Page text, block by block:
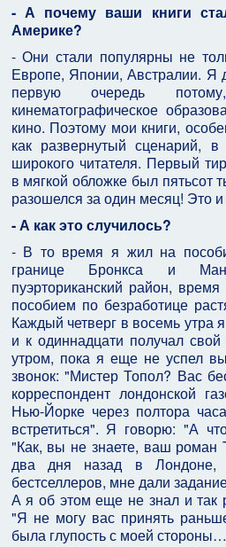
- А почему ваши книги
Америке?
- Они стали популярны не
Европе, Японии, Австралии. Я
первую очередь
кинематографическое
кино. Поэтому мои книги,
как развернутый сценарий,
широкого читателя. Первый
в мягкой обложке был пятьсот
разошелся за один месяц! Это
- А как это случилось?
- В то время я жил на
границе Бронкса и
пуэрториканский район,
пособием по безработице
Каждый четверг в восемь утра
и к одиннадцати получал
утром, пока я еще не успел
звонок: "Мистер Топол? Вас
корреспондент лондонской
Нью-Йорке через полтора
встретиться". Я говорю: "А
"Как, вы не знаете, ваш
два дня назад в
бестселлеров, мне дали
А я об этом еще не знал и так
"Я не могу вас принять
была глупость с моей стороны…